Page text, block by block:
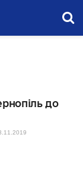
до